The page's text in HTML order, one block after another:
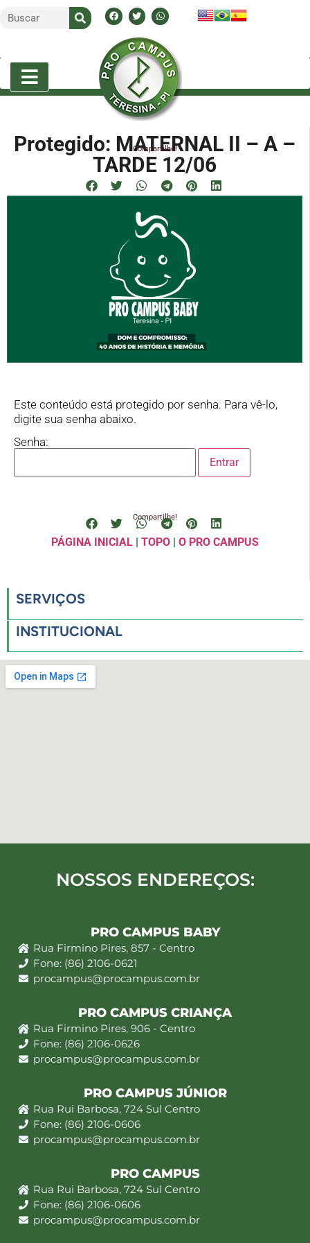
Protegido: MATERNAL II – A –
TARDE 12/06
Compartilhe!
Este conteúdo está protegido por senha. Para vê-lo,
digite sua senha abaixo.
Senha:
Compartilhe!
PÁGINA INICIAL| TOPO| O PRO CAMPUS
SERVIÇOS
INSTITUCIONAL
NOSSOS ENDEREÇOS:
PRO CAMPUS BABY
Rua Firmino Pires, 857 - Centro
Fone: (86) 2106-0621
procampus@procampus.com.br
PRO CAMPUS CRIANÇA
Rua Firmino Pires, 906 - Centro
Fone: (86) 2106-0626
procampus@procampus.com.br
PRO CAMPUS JÚNIOR
Rua Rui Barbosa, 724 Sul Centro
Fone: (86) 2106-0606
procampus@procampus.com.br
PRO CAMPUS
Rua Rui Barbosa, 724 Sul Centro
Fone: (86) 2106-0606
procampus@procampus.com.br